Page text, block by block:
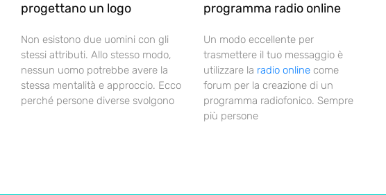
progettano un logo
Non esistono due uomini con gli
stessi attributi. Allo stesso modo,
nessun uomo potrebbe avere la
stessa mentalità e approccio. Ecco
perché persone diverse svolgono
programma radio online
Un modo eccellente per
trasmettere il tuo messaggio è
utilizzare la radio onlinecome
forum per la creazione di un
programma radiofonico. Sempre
più persone